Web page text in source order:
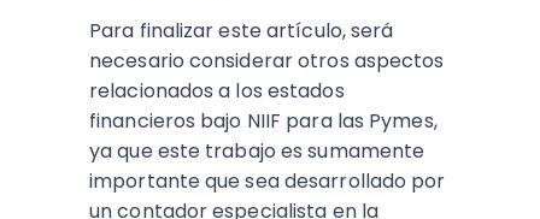
Para finalizar este artículo, será
necesario considerar otros aspectos
relacionados a los estados
financieros bajo NIIF para las Pymes,
ya que este trabajo es sumamente
importante que sea desarrollado por
un contador especialista en la